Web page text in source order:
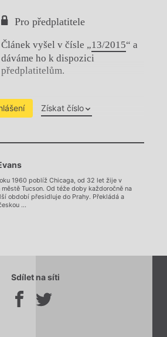
Pro předplatitele
Článek vyšel v čísle „13/2015“ a
dáváme ho k dispozici
předplatitelům.
Získat číslo
Chviličku.
Načítá se.
1960 poblíž Chicaga, od 32 let žije v
Tucson. Od téže doby každoročně na
období přesidluje do Prahy. Překládá a
...
Sdílet na síti